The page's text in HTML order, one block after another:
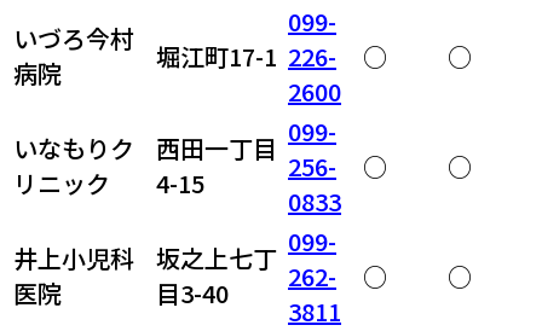
いづろ今村
病院
堀江町17-1
099-
226-
2600
○ ○
いなもりク
リニック
西田一丁目
4-15
099-
256-
0833
○ ○
井上小児科
医院
坂之上七丁
目3-40
099-
262-
3811
○ ○